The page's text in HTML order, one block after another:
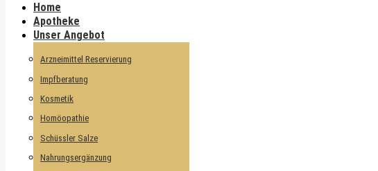
Home
Apotheke
Unser Angebot
Arzneimittel Reservierung
Impfberatung
Kosmetik
Homöopathie
Schüssler Salze
Nahrungsergänzung